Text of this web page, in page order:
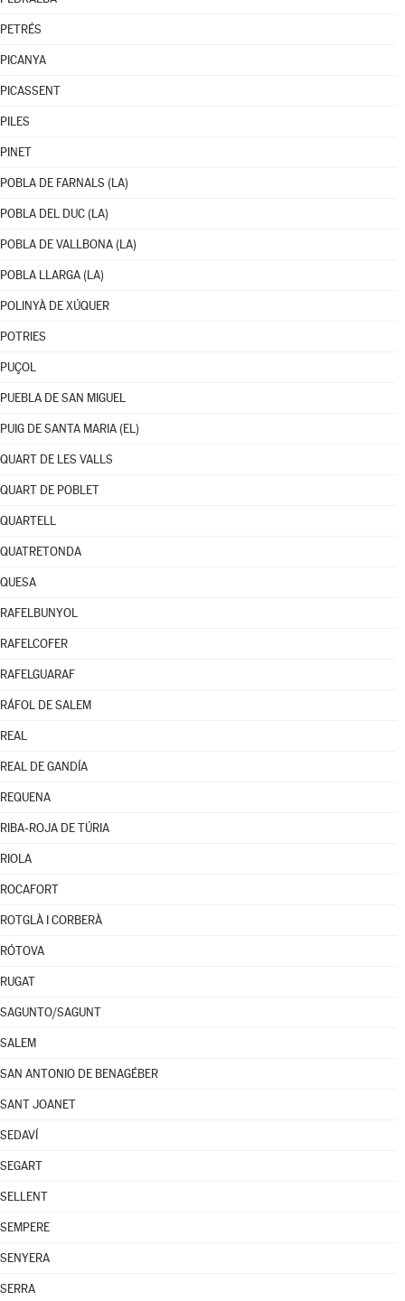
PETRÉS
PICANYA
PICASSENT
PILES
PINET
POBLA DE FARNALS (LA)
POBLA DEL DUC (LA)
POBLA DE VALLBONA (LA)
POBLA LLARGA (LA)
POLINYÀ DE XÚQUER
POTRIES
PUÇOL
PUEBLA DE SAN MIGUEL
PUIG DE SANTA MARIA (EL)
QUART DE LES VALLS
QUART DE POBLET
QUARTELL
QUATRETONDA
QUESA
RAFELBUNYOL
RAFELCOFER
RAFELGUARAF
RÁFOL DE SALEM
REAL
REAL DE GANDÍA
REQUENA
RIBA-ROJA DE TÚRIA
RIOLA
ROCAFORT
ROTGLÀ I CORBERÀ
RÓTOVA
RUGAT
SAGUNTO/SAGUNT
SALEM
SAN ANTONIO DE BENAGÉBER
SANT JOANET
SEDAVÍ
SEGART
SELLENT
SEMPERE
SENYERA
SERRA